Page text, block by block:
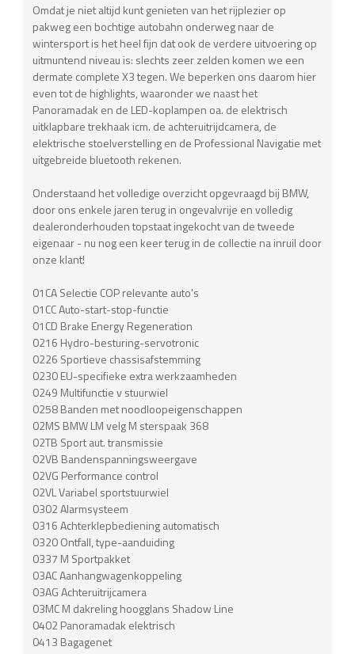
Omdat je niet altijd kunt genieten van het rijplezier op
pakweg een bochtige autobahn onderweg naar de
wintersport is het heel fijn dat ook de verdere uitvoering op
uitmuntend niveau is: slechts zeer zelden komen we een
dermate complete X3 tegen. We beperken ons daarom hier
even tot de highlights, waaronder we naast het
Panoramadak en de LED-koplampen oa. de elektrisch
uitklapbare trekhaak icm. de achteruitrijdcamera, de
elektrische stoelverstelling en de Professional Navigatie met
uitgebreide bluetooth rekenen.
Onderstaand het volledige overzicht opgevraagd bij BMW,
door ons enkele jaren terug in ongevalvrije en volledig
dealeronderhouden topstaat ingekocht van de tweede
eigenaar - nu nog een keer terug in de collectie na inruil door
onze klant!
01CA Selectie COP relevante auto's
01CC Auto-start-stop-functie
01CD Brake Energy Regeneration
0216 Hydro-besturing-servotronic
0226 Sportieve chassisafstemming
0230 EU-specifieke extra werkzaamheden
0249 Multifunctie v stuurwiel
0258 Banden met noodloopeigenschappen
02MS BMW LM velg M sterspaak 368
02TB Sport aut. transmissie
02VB Bandenspanningsweergave
02VG Performance control
02VL Variabel sportstuurwiel
0302 Alarmsysteem
0316 Achterklepbediening automatisch
0320 Ontfall, type-aanduiding
0337 M Sportpakket
03AC Aanhangwagenkoppeling
03AG Achteruitrijcamera
03MC M dakreling hoogglans Shadow Line
0402 Panoramadak elektrisch
0413 Bagagenet